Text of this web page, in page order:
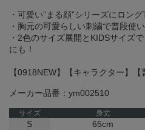
・可愛い”まる顔”シリーズにロン
・胸元の可愛らしい刺繍で普段使
・2色のサイズ展開とKIDSサイズ
にも！
【0918NEW】【キャラクター】【
メーカー品番：ym002510
サイズ 身丈
S 65cm